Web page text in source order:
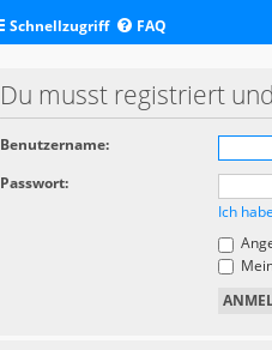
Schnellzugriff
FAQ
Du musst registriert
Benutzername:
Passwort:
Ich